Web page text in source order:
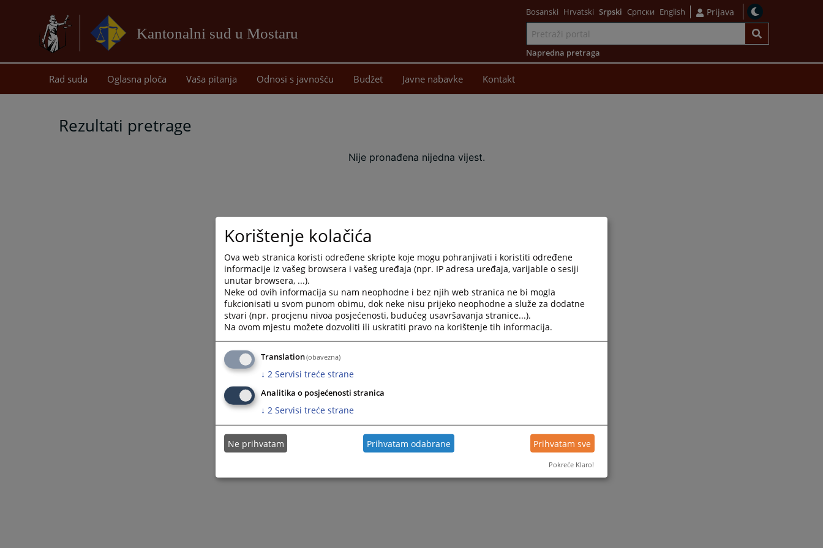
Kantonalni sud u Mostaru
sadržaj
Bosanski Hrvatski Srpski Српски English Prijava
Napredna pretraga
Rad suda Oglasna ploča Vaša pitanja Odnosi s javnošću Budžet Javne nabavke Kontakt
Rezultati pretrage
Nije pronađena nijedna vijest.
Korištenje kolačića
Ova web stranica koristi određene skripte koje mogu pohranjivati i koristiti određene
informacije iz vašeg browsera i vašeg uređaja (npr. IP adresa uređaja, varijable o sesiji
unutar browsera, ...).
Neke od ovih informacija su nam neophodne i bez njih web stranica ne bi mogla
fukcionisati u svom punom obimu, dok neke nisu prijeko neophodne a služe za dodatne
stvari (npr. procjenu nivoa posjećenosti, budućeg usavršavanja stranice...).
Na ovom mjestu možete dozvoliti ili uskratiti pravo na korištenje tih informacija.
Translation(obavezna)
↓ 2 Servisi treće strane
Analitika o posjećenosti stranica
↓ 2 Servisi treće strane
Ne prihvatam Prihvatam odabrane Prihvatam sve
Pokreće Klaro!